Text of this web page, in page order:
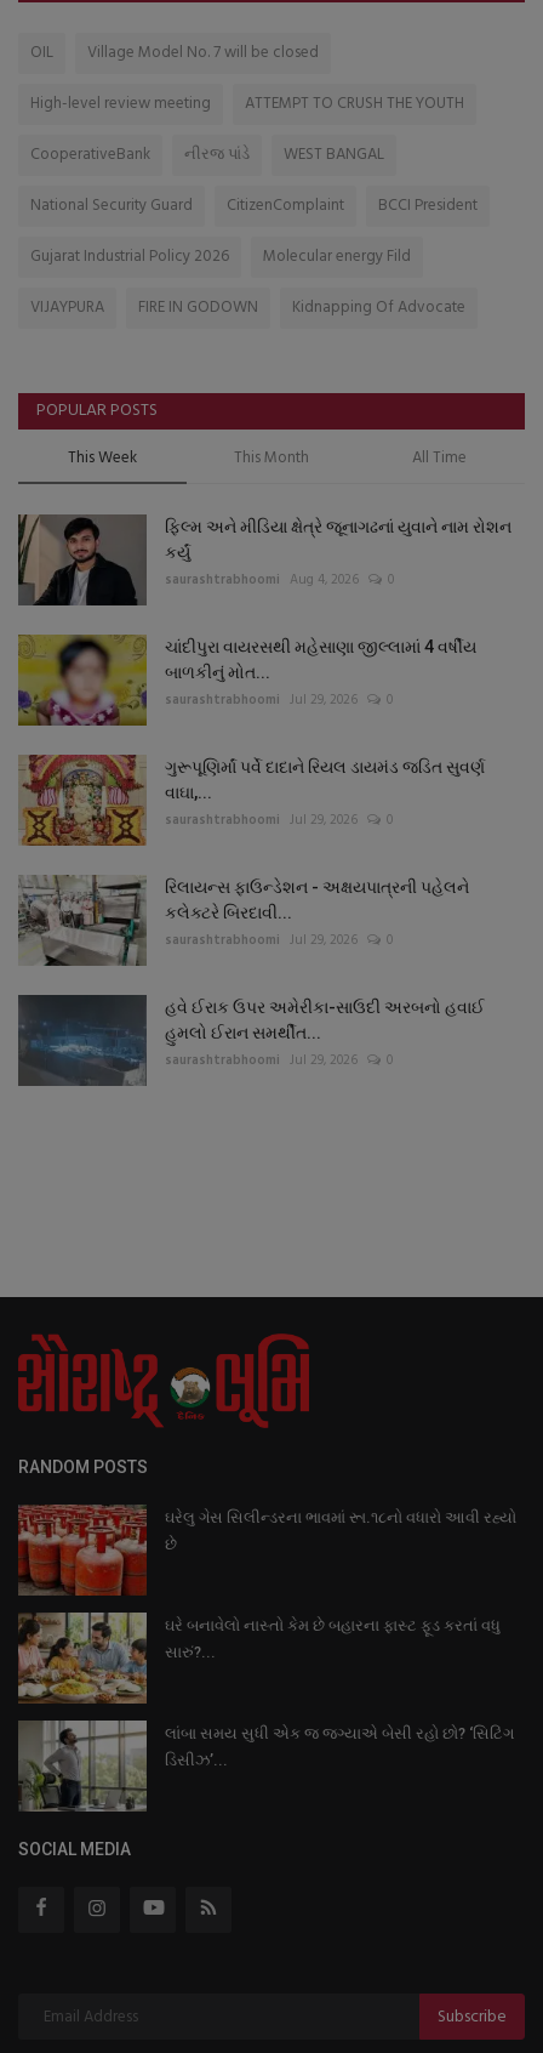
OIL
Village Model No. 7 will be closed
High-level review meeting
ATTEMPT TO CRUSH THE YOUTH
CooperativeBank
નીરજ પાંડે
WEST BANGAL
National Security Guard
CitizenComplaint
BCCI President
Gujarat Industrial Policy 2026
Molecular energy Fild
VIJAYPURA
FIRE IN GODOWN Kidnapping Of Advocate
POPULAR POSTS
This Week This Month All Time
ફિલ્મ અને મીડિયા ક્ષેત્રે જૂનાગઢનાં યુવાને નામ રોશન
કર્યું
saurashtrabhoomi Aug 4, 2026 0
ચાંદીપુરા વાયરસથી મહેસાણા જીલ્લામાં 4 વર્ષીય
બાળકીનું મોત...
saurashtrabhoomi Jul 29, 2026 0
ગુરૂપૂણિર્માં પર્વે દાદાને રિયલ ડાયમંડ જડિત સુવર્ણ
વાઘા,...
saurashtrabhoomi Jul 29, 2026 0
રિલાયન્સ ફાઉન્ડેશન - અક્ષયપાત્રની પહેલને
કલેક્ટરે બિરદાવી...
saurashtrabhoomi Jul 29, 2026 0
હવે ઈરાક ઉપર અમેરીકા-સાઉદી અરબનો હવાઈ
હુમલો ઈરાન સમર્થીત...
saurashtrabhoomi Jul 29, 2026 0
RANDOM POSTS
ઘરેલુ ગેસ સિલીન્ડરના ભાવમાં રૂા.૧૮નો વધારો આવી રહ્યો
છે
ઘરે બનાવેલો નાસ્તો કેમ છે બહારના ફાસ્ટ ફૂડ કરતાં વધુ
સારું?...
લાંબા સમય સુધી એક જ જગ્યાએ બેસી રહો છો? ‘સિટિંગ
ડિસીઝ’...
SOCIAL MEDIA
Subscribe